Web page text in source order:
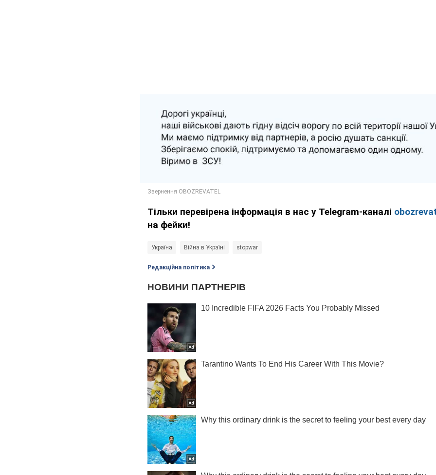
Тільки перевірена інформація в нас у Telegram-каналі
на фейки!
Україна Війна в Україні stopwar
Редакційна політика